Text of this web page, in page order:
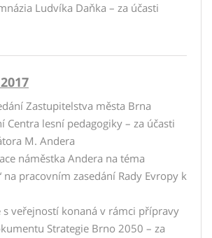
Ludvíka Daňka – za účasti
Zastupitelstva města Brna
Centra lesní pedagogiky – za účasti
M. Andera
náměstka Andera na téma
na pracovním zasedání Rady Evropy k
s veřejností konaná v rámci přípravy
Strategie Brno 2050 – za